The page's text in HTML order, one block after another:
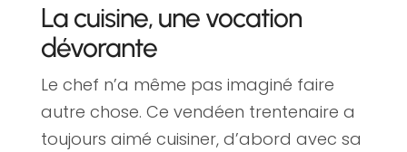
La cuisine, une vocation
dévorante
Le chef n’a même pas imaginé faire
autre chose. Ce vendéen trentenaire a
toujours aimé cuisiner, d’abord avec sa